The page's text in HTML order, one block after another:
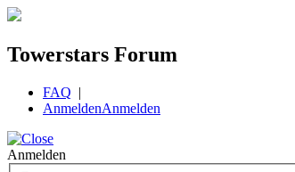
Towerstars Forum
FAQ |
AnmeldenAnmelden
Anmelden